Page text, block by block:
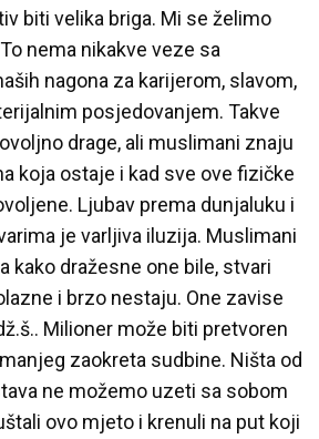
biti velika briga. Mi se želimo
nema nikakve veze sa
nagona za karijerom, slavom,
posjedovanjem. Takve
drage, ali muslimani znaju
koja ostaje i kad sve ove fizičke
Ljubav prema dunjaluku i
je varljiva iluzija. Muslimani
kako dražesne one bile, stvari
i brzo nestaju. One zavise
Milioner može biti pretvoren
zaokreta sudbine. Ništa od
ne možemo uzeti sa sobom
ovo mjeto i krenuli na put koji